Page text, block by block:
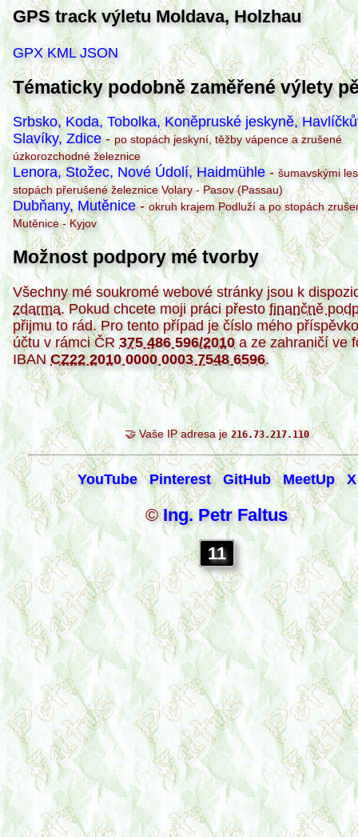
GPS track výletu Moldava, Holzhau
GPX KML JSON
Tématicky podobně zaměřené výlety
Srbsko, Koda, Tobolka, Koněpruské jeskyně,
Slavíky, Zdice-po stopách jeskyní, těžby vápence a zrušené
úzkorozchodné železnice
Lenora, Stožec, Nové Údolí, Haidmühle - šumavskými
stopách přerušené železnice Volary - Pasov (Passau)
Dubňany, Mutěnice-okruh krajem Podluží a po stopách
Mutěnice - Kyjov
Možnost podpory mé tvorby
Všechny mé soukromé webové stránky jsou k
zdarma. Pokud chcete moji práci přestofinančně
přijmu to rád. Pro tento případ je číslo mého
účtu v rámci ČR 375 486 596/2010a ze zahraničí ve
IBAN CZ22 2010 0000 0003 7548 6596.
🤝 Vaše IP adresa je216.73.217.110
YouTube Pinterest GitHub MeetUp X
©Ing. Petr Faltus
11